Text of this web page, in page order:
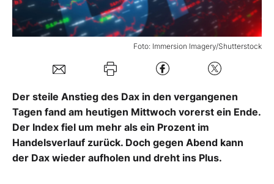
Folgen Sie uns
Kontakt
Foto: Immersion Imagery/Shutterstock
Der steile Anstieg des Dax in den vergangenen
Tagen fand am heutigen Mittwoch vorerst ein Ende.
Der Index fiel um mehr als ein Prozent im
Handelsverlauf zurück. Doch gegen Abend kann
der Dax wieder aufholen und dreht ins Plus.